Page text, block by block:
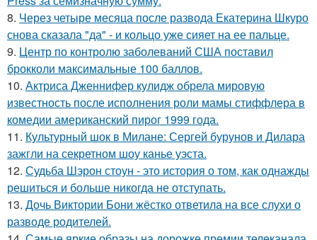
8. Через четыре месяца после развода Екатерина Шкуро
снова сказала "да" - и кольцо уже сияет на ее пальце.
9. Центр по контролю заболеваний США поставил
брокколи максимальные 100 баллов.
10. Актриса Дженнифер кулидж обрела мировую
известность после исполнения роли мамы стиффлера в
комедии американский пирог 1999 года.
11. Культурный шок в Милане: Сергей бурунов и Дилара
зажгли на секретном шоу канье уэста.
12. Судьба Шэрон стоун - это история о том, как однажды
решиться и больше никогда не отступать.
13. Дочь Виктории Бони жёстко ответила на все слухи о
разводе родителей.